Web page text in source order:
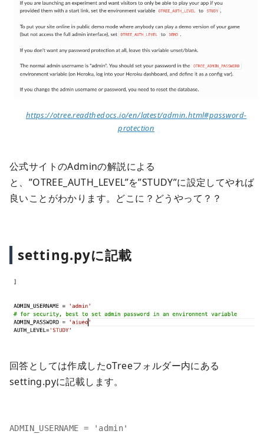
https://otree.readthedocs.io/en/latest/admin.html#password-
protection
公式サイトのAdminの解説による
と、”OTREE_AUTH_LEVEL”を”STUDY”に設定してやれば
良いことがわかります。どこに？どうやって？？
setting.pyに記載
回答としては作成したoTreeフォルダー内にある
setting.pyに記載します。
ADMIN_USERNAME = 'admin'